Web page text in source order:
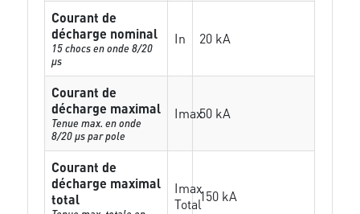
Courant de
décharge nominal
15 chocs en onde 8/20
µs
In 20 kA
Courant de
décharge maximal
Tenue max. en onde
8/20 µs par pole
Imax50 kA
Courant de
décharge maximal
total
Imax
Total150 kA